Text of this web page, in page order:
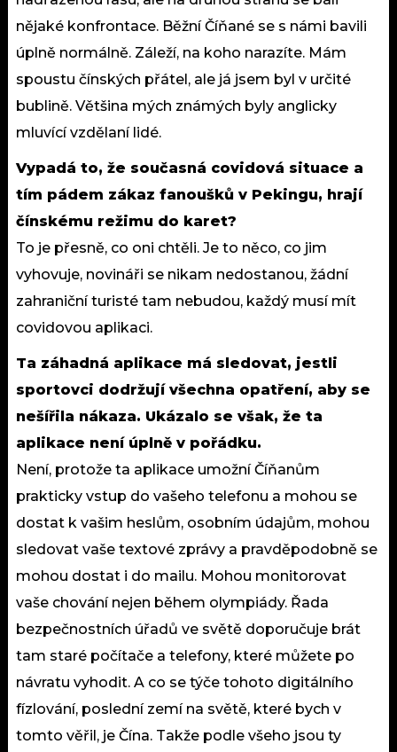
nějaké konfrontace. Běžní Číňané se s námi bavili
úplně normálně. Záleží, na koho narazíte. Mám
spoustu čínských přátel, ale já jsem byl v určité
bublině. Většina mých známých byly anglicky
mluvící vzdělaní lidé.
Vypadá to, že současná covidová situace a
tím pádem zákaz fanoušků v Pekingu, hrají
čínskému režimu do karet?
To je přesně, co oni chtěli. Je to něco, co jim
vyhovuje, novináři se nikam nedostanou, žádní
zahraniční turisté tam nebudou, každý musí mít
covidovou aplikaci.
Ta záhadná aplikace má sledovat, jestli
sportovci dodržují všechna opatření, aby se
nešířila nákaza. Ukázalo se však, že ta
aplikace není úplně v pořádku.
Není, protože ta aplikace umožní Číňanům
prakticky vstup do vašeho telefonu a mohou se
dostat k vašim heslům, osobním údajům, mohou
sledovat vaše textové zprávy a pravděpodobně se
mohou dostat i do mailu. Mohou monitorovat
vaše chování nejen během olympiády. Řada
bezpečnostních úřadů ve světě doporučuje brát
tam staré počítače a telefony, které můžete po
návratu vyhodit. A co se týče tohoto digitálního
fízlování, poslední zemí na světě, které bych v
tomto věřil, je Čína. Takže podle všeho jsou ty